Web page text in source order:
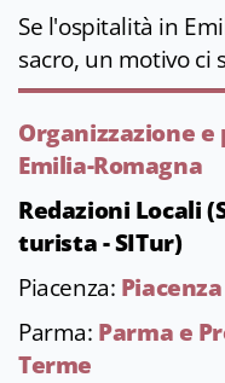
Se l'ospitalità in
sacro, un motivo ci
Organizzazione
Emilia-Romagna
Redazioni Locali
turista - SITur)
Piacenza:
Parma: Parma e
Terme